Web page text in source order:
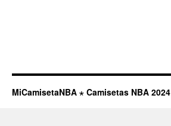
MiCamisetaNBA ⋆ Camisetas NBA